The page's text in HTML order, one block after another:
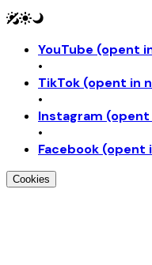
YouTube (opent
•
TikTok (opent in
•
Instagram (opent
•
Facebook (opent
Cookies